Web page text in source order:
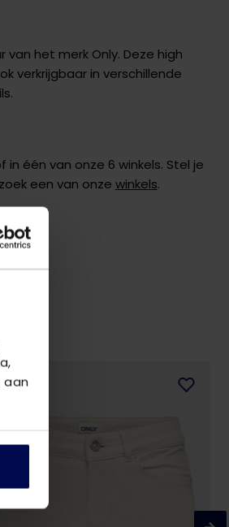
aan
van het merk Only. Deze high
verkrijgbaar in verschillende
één van onze 6 winkels. Stel je
een van onze winkels.